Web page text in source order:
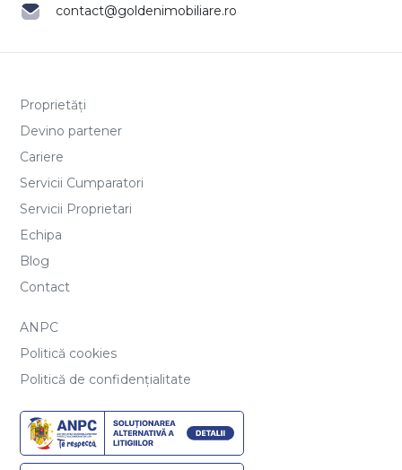
contact@goldenimobiliare.ro
Proprietăți
Devino partener
Cariere
Servicii Cumparatori
Servicii Proprietari
Echipa
Blog
Contact
ANPC
Politică cookies
Politică de confidențialitate